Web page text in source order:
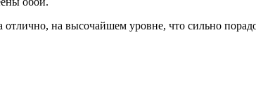
на высочайшем уровне, что сильно